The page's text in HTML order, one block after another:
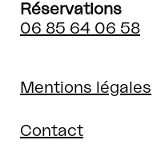
Réservations
06 85 64 06 58
Mentions légales
Contact